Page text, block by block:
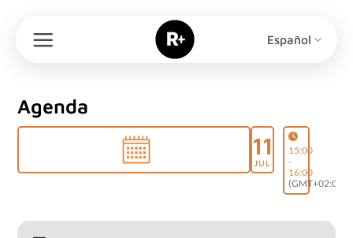
contenido
Español
Agenda
11
JUL
15:00
-
16:00
(GMT+02:00)